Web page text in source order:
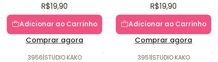
R$19,90
Adicionar ao Carrinho
Comprar agora
R$19,90
Adicionar ao Carrinho
Comprar agora
3956|STUDIO KAKO 3951|STUDIO KAKO